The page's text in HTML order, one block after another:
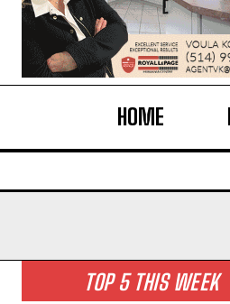
HOME
TOP 5 THIS WEEK